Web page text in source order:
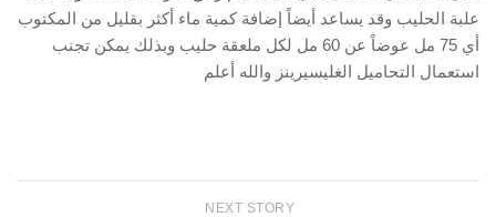
علبة الحليب وقد يساعد أيضاً إضافة كمية ماء أكثر بقليل من المكتوب
أي 75 مل عوضاً عن 60 مل لكل ملعقة حليب وبذلك يمكن تجنب
استعمال التحاميل الغليسيرينز والله أعلم
NEXT STORY